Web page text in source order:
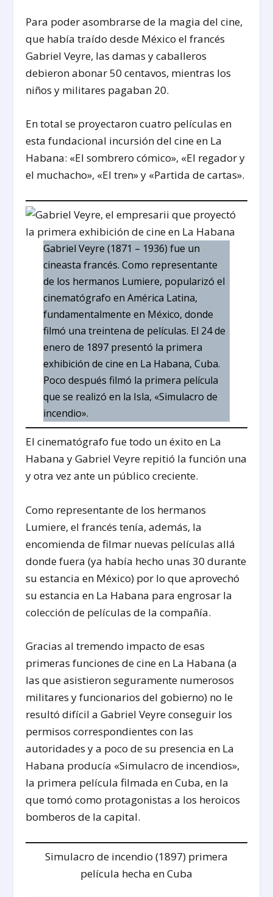
Para poder asombrarse de la magia del cine,
que había traído desde México el francés
Gabriel Veyre, las damas y caballeros
debieron abonar 50 centavos, mientras los
niños y militares pagaban 20.
En total se proyectaron cuatro películas en
esta fundacional incursión del cine en La
Habana: «El sombrero cómico», «El regador y
el muchacho», «El tren» y «Partida de cartas».
Gabriel Veyre (1871 – 1936) fue un
cineasta francés. Como representante
de los hermanos Lumiere, popularizó el
cinematógrafo en América Latina,
fundamentalmente en México, donde
filmó una treintena de películas. El 24 de
enero de 1897 presentó la primera
exhibición de cine en La Habana, Cuba.
Poco después filmó la primera película
que se realizó en la Isla, «Simulacro de
incendio».
El cinematógrafo fue todo un éxito en La
Habana y Gabriel Veyre repitió la función una
y otra vez ante un público creciente.
Como representante de los hermanos
Lumiere, el francés tenía, además, la
encomienda de filmar nuevas películas allá
donde fuera (ya había hecho unas 30 durante
su estancia en México) por lo que aprovechó
su estancia en La Habana para engrosar la
colección de películas de la compañía.
Gracias al tremendo impacto de esas
primeras funciones de cine en La Habana (a
las que asistieron seguramente numerosos
militares y funcionarios del gobierno) no le
resultó difícil a Gabriel Veyre conseguir los
permisos correspondientes con las
autoridades y a poco de su presencia en La
Habana producía «Simulacro de incendios»,
la primera película filmada en Cuba, en la
que tomó como protagonistas a los heroicos
bomberos de la capital.
Simulacro de incendio (1897) primera
película hecha en Cuba